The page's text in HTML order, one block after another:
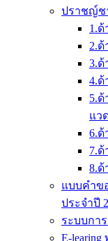
ปราชญ์ช
1.ด้
2.
3.ด้
4.ด้
5.
แว
6.ด้
7.
8.ด้
แบบคำข
ประจำปี
ระบบกา
E-